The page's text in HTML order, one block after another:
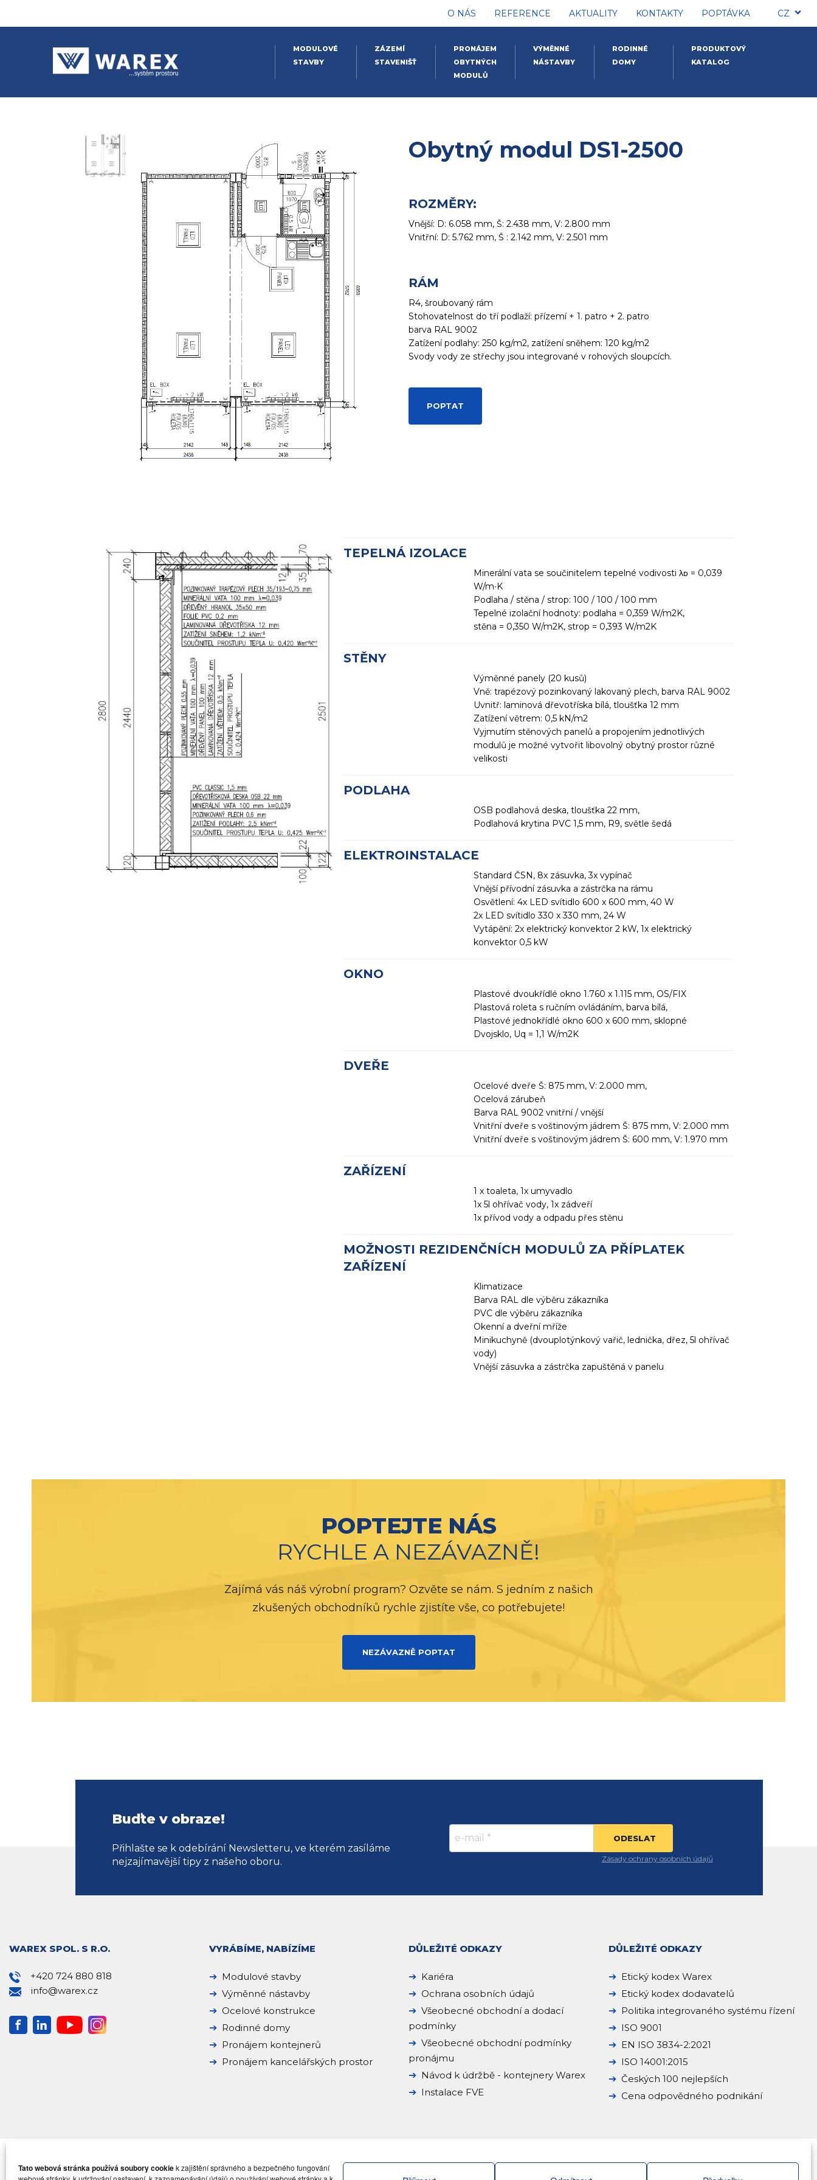
Tato webová stránka používá soubory cookiek zajištění správného a bezpečného fungování
O NÁS REFERENCE AKTUALITY KONTAKTY POPTÁVKA CZ
MODULOVÉ
STAVBY
ZÁZEMÍ
STAVENIŠŤ
PRONÁJEM
OBYTNÝCH
MODULŮ
VÝMĚNNÉ
NÁSTAVBY
RODINNÉ
DOMY
PRODUKTOVÝ
KATALOG
Obytný modul DS1-2500
ROZMĚRY:
Vnější: D: 6.058 mm, Š: 2.438 mm, V: 2.800 mm
Vnitřní: D: 5.762 mm, Š : 2.142 mm, V: 2.501 mm
RÁM
R4, šroubovaný rám
Stohovatelnost do tří podlaží: přízemí + 1. patro + 2. patro
barva RAL 9002
Zatížení podlahy: 250 kg/m2, zatížení sněhem: 120 kg/m2
Svody vody ze střechy jsou integrované v rohových sloupcích.
POPTAT
TEPELNÁ IZOLACE
Minerální vata se součinitelem tepelné vodivosti λᴅ = 0,039
W/m∙K
Podlaha / stěna / strop: 100 / 100 / 100 mm
Tepelné izolační hodnoty: podlaha = 0,359 W/m2K,
stěna = 0,350 W/m2K, strop = 0,393 W/m2K
STĚNY
Výměnné panely (20 kusů)
Vně: trapézový pozinkovaný lakovaný plech, barva RAL 9002
Uvnitř: laminová dřevotříska bílá, tloušťka 12 mm
Zatížení větrem: 0,5 kN/m2
Vyjmutím stěnových panelů a propojením jednotlivých
modulů je možné vytvořit libovolný obytný prostor různé
velikosti
PODLAHA
OSB podlahová deska, tloušťka 22 mm,
Podlahová krytina PVC 1,5 mm, R9, světle šedá
ELEKTROINSTALACE
Standard ČSN, 8x zásuvka, 3x vypínač
Vnější přívodní zásuvka a zástrčka na rámu
Osvětlení: 4x LED svítidlo 600 x 600 mm, 40 W
2x LED svítidlo 330 x 330 mm, 24 W
Vytápění: 2x elektrický konvektor 2 kW, 1x elektrický
konvektor 0,5 kW
OKNO
Plastové dvoukřídlé okno 1.760 x 1.115 mm, OS/FIX
Plastová roleta s ručním ovládáním, barva bílá,
Plastové jednokřídlé okno 600 x 600 mm, sklopné
Dvojsklo, Uq = 1,1 W/m2K
DVEŘE
Ocelové dveře Š: 875 mm, V: 2.000 mm,
Ocelová zárubeň
Barva RAL 9002 vnitřní / vnější
Vnitřní dveře s voštinovým jádrem Š: 875 mm, V: 2.000 mm
Vnitřní dveře s voštinovým jádrem Š: 600 mm, V: 1.970 mm
ZAŘÍZENÍ
1 x toaleta, 1x umyvadlo
1x 5l ohřívač vody, 1x zádveří
1x přívod vody a odpadu přes stěnu
MOŽNOSTI REZIDENČNÍCH MODULŮ ZA PŘÍPLATEK
ZAŘÍZENÍ
Klimatizace
Barva RAL dle výběru zákazníka
PVC dle výběru zákazníka
Okenní a dveřní mříže
Minikuchyně (dvouplotýnkový vařič, lednička, dřez, 5l ohřívač
vody)
Vnější zásuvka a zástrčka zapuštěná v panelu
POPTEJTE NÁS
RYCHLE A NEZÁVAZNĚ!
Zajímá vás náš výrobní program? Ozvěte se nám. S jedním z našich
zkušených obchodníků rychle zjistíte vše, co potřebujete!
NEZÁVAZNĚ POPTAT
Buďte v obraze!
Přihlašte se k odebírání Newsletteru, ve kterém zasíláme
nejzajímavější tipy z našeho oboru.
Zásady ochrany osobních údajů
WAREX SPOL. S R.O.
+420 724 880 818
info@warex.cz
VYRÁBÍME, NABÍZÍME
Modulové stavby
Výměnné nástavby
Ocelové konstrukce
Rodinné domy
Pronájem kontejnerů
Pronájem kancelářských prostor
DŮLEŽITÉ ODKAZY
Kariéra
Ochrana osobních údajů
Všeobecné obchodní a dodací
podmínky
Všeobecné obchodní podmínky
pronájmu
Návod k údržbě - kontejnery Warex
Instalace FVE
DŮLEŽITÉ ODKAZY
Etický kodex Warex
Etický kodex dodavatelů
Politika integrovaného systému řízení
ISO 9001
EN ISO 3834-2:2021
ISO 14001:2015
Českých 100 nejlepších
Cena odpovědného podnikání